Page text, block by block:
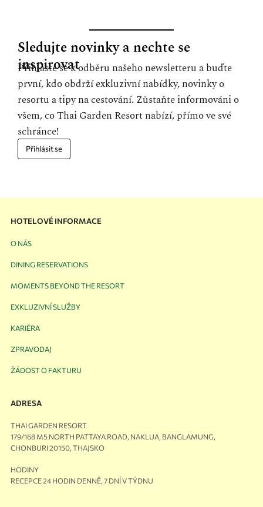
Sledujte novinky a nechte se
inspirovat
Přihlaste se k odběru našeho newsletteru a buďte
první, kdo obdrží exkluzivní nabídky, novinky o
resortu a tipy na cestování. Zůstaňte informováni o
všem, co Thai Garden Resort nabízí, přímo ve své
schránce!
Přihlásit se
HOTELOVÉ INFORMACE
O NÁS
DINING RESERVATIONS
MOMENTS BEYOND THE RESORT
EXKLUZIVNÍ SLUŽBY
KARIÉRA
ZPRAVODAJ
ŽÁDOST O FAKTURU
ADRESA
THAI GARDEN RESORT
179/168 M5 NORTH PATTAYA ROAD, NAKLUA, BANGLAMUNG,
CHONBURI 20150, THAJSKO
HODINY
RECEPCE 24 HODIN DENNĚ, 7 DNÍ V TÝDNU